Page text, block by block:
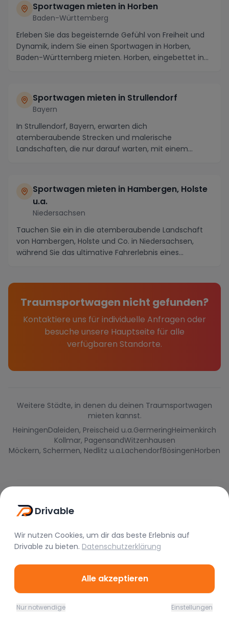
Sportwagen mieten in Horben
Baden-Württemberg
Erleben Sie das begeisternde Gefühl von Freiheit und
Dynamik, indem Sie einen Sportwagen in Horben,
Baden-Württemberg mieten. Horben, eingebettet in
Sportwagen mieten in Strullendorf
Bayern
In Strullendorf, Bayern, erwarten dich
atemberaubende Strecken und malerische
Landschaften, die nur darauf warten, mit einem
Sportwagen mieten in Hambergen, Holste
u.a.
Niedersachsen
Tauchen Sie ein in die atemberaubende Landschaft
von Hambergen, Holste und Co. in Niedersachsen,
während Sie das ultimative Fahrerlebnis eines
Traumsportwagen nicht gefunden?
Kontaktiere uns für individuelle Anfragen oder
besuche unsere Hauptseite für alle
verfügbaren Standorte.
Weitere Städte, in denen du deinen Traumsportwagen
mieten kannst.
HeiningenDaleiden, Preischeid u.a.GermeringHeimenkirch
Kollmar, PagensandWitzenhausen
Möckern, Schermen, Nedlitz u.a.LachendorfBösingenHorben
Drivable
Drivable
Wir nutzen Cookies, um dir das beste Erlebnis auf
Drivable zu bieten. Datenschutzerklärung
Alle akzeptieren
Nur notwendige Einstellungen